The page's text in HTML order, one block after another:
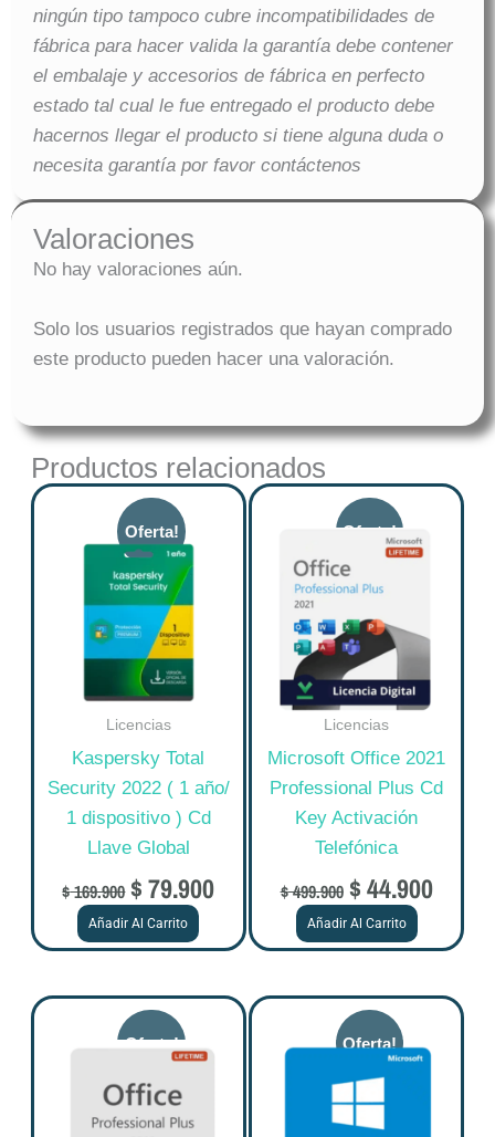
ningún tipo tampoco cubre incompatibilidades de
fábrica para hacer valida la garantía debe contener
el embalaje y accesorios de fábrica en perfecto
estado tal cual le fue entregado el producto debe
hacernos llegar el producto si tiene alguna duda o
necesita garantía por favor contáctenos
Valoraciones
No hay valoraciones aún.
Solo los usuarios registrados que hayan comprado
este producto pueden hacer una valoración.
Productos relacionados
Licencias
Kaspersky Total
Security 2022 ( 1 año/
1 dispositivo ) Cd
Llave Global
$169.900
Original
price
was:
$ 169.900.
$79.900
Current
$ 79.900.
Añadir Al Carrito
Licencias
Microsoft Office 2021
Professional Plus Cd
Key Activación
Telefónica
$499.900
Original
price
was:
$ 499.900.
$44.900
Añadir Al Carrito
Original
price
was:
$ 399.900.
Current
price
Original
price
was:
$ 399.900.
price